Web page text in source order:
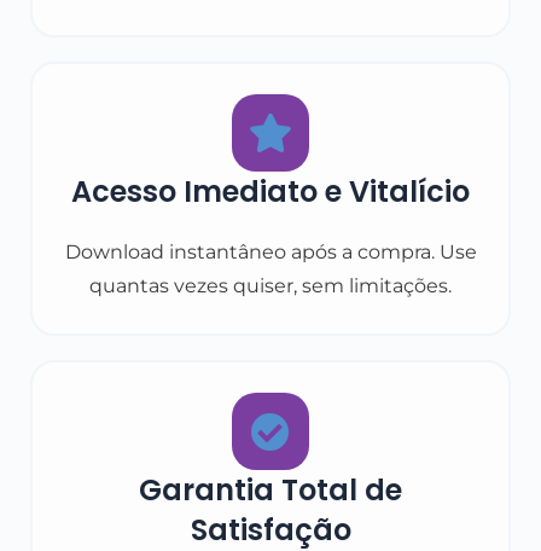
Acesso Imediato e Vitalício
Download instantâneo após a compra. Use
quantas vezes quiser, sem limitações.
Garantia Total de
Satisfação